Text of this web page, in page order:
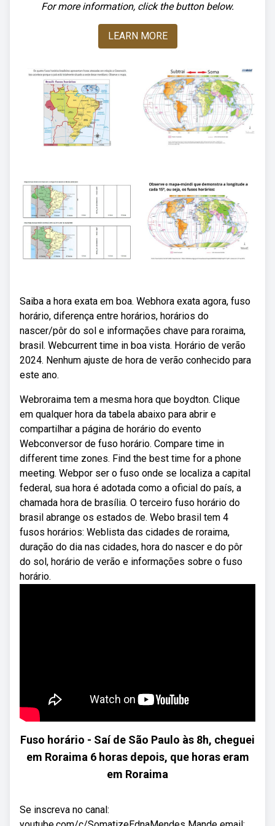
For more information, click the button below.
LEARN MORE
Saiba a hora exata em boa. Webhora exata agora, fuso
horário, diferença entre horários, horários do
nascer/pôr do sol e informações chave para roraima,
brasil. Webcurrent time in boa vista. Horário de verão
2024. Nenhum ajuste de hora de verão conhecido para
este ano.
Webroraima tem a mesma hora que boydton. Clique
em qualquer hora da tabela abaixo para abrir e
compartilhar a página de horário do evento
Webconversor de fuso horário. Compare time in
different time zones. Find the best time for a phone
meeting. Webpor ser o fuso onde se localiza a capital
federal, sua hora é adotada como a oficial do país, a
chamada hora de brasília. O terceiro fuso horário do
brasil abrange os estados de. Webo brasil tem 4
fusos horários: Weblista das cidades de roraima,
duração do dia nas cidades, hora do nascer e do pôr
do sol, horário de verão e informações sobre o fuso
horário.
Fuso horário - Saí de São Paulo às 8h, cheguei
em Roraima 6 horas depois, que horas eram
em Roraima
Se inscreva no canal: